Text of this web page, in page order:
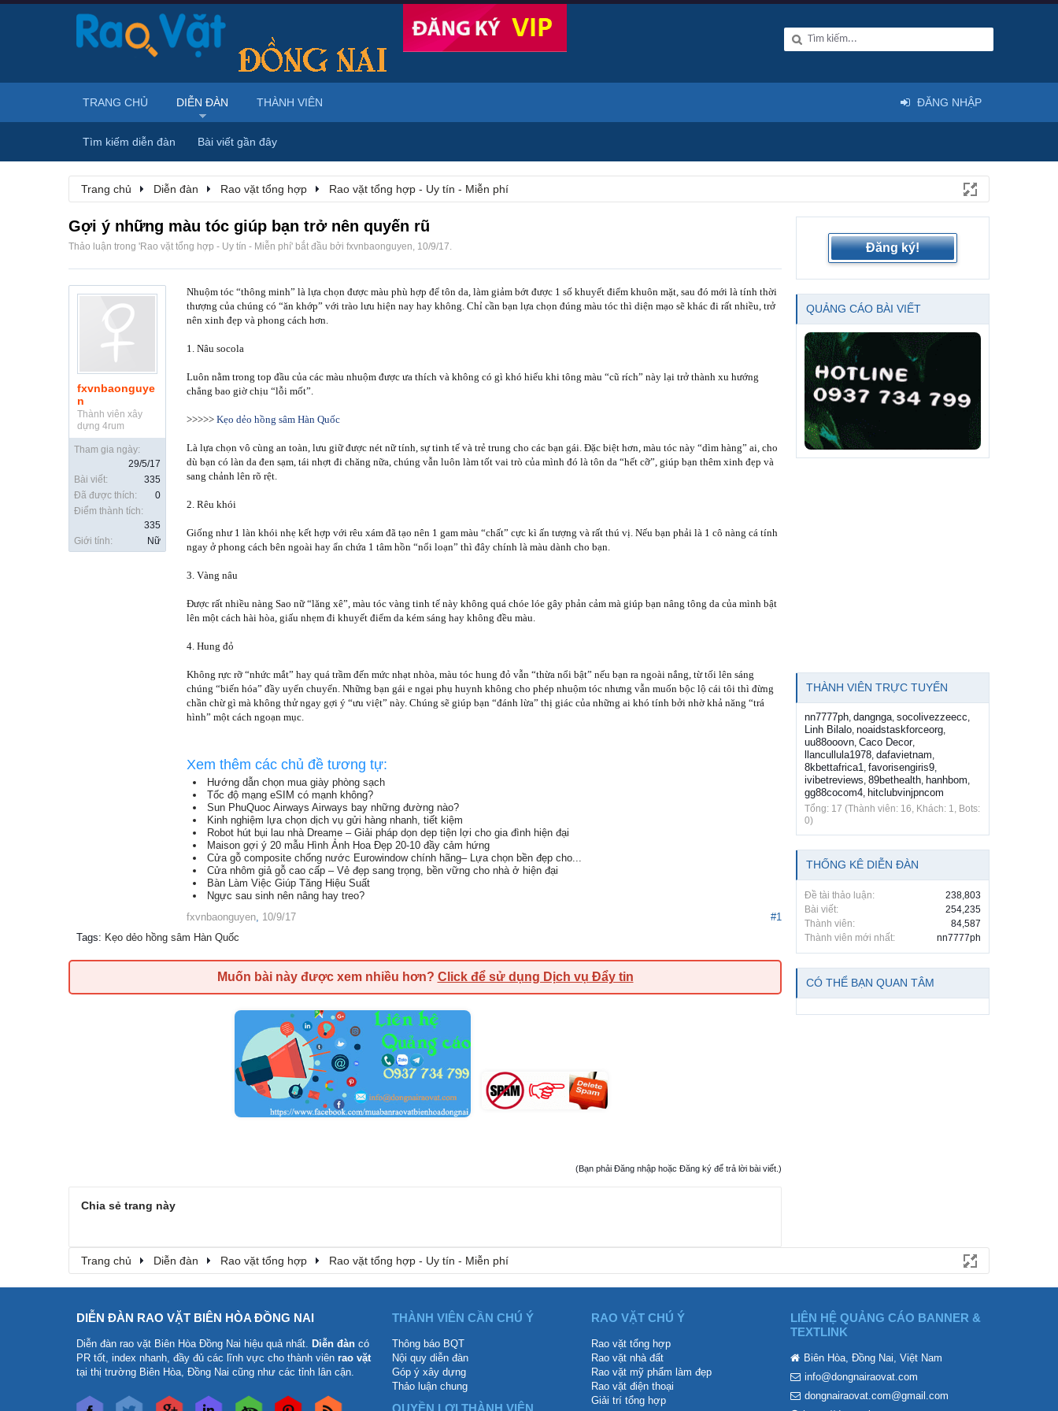
Trang chủ Diễn đàn Rao vặt tổng hợp Rao vặt tổng hợp - Uy tín - Miễn phí
Gợi ý những màu tóc giúp bạn trở nên quyến rũ
Thảo luận trong 'Rao vặt tổng hợp - Uy tín - Miễn phí' bắt đầu bởi fxvnbaonguyen, 10/9/17.
fxvnbaonguye
n
Thành viên xây
dựng 4rum
Tham gia ngày:
29/5/17
Bài viết:
335
Đã được thích:
0
Điểm thành tích:
335
Giới tính:
Nữ
Nhuộm tóc “thông minh” là lựa chọn được màu phù hợp để tôn da, làm giảm bớt được 1 số khuyết điểm khuôn mặt, sau đó mới là tính thời
thượng của chúng có “ăn khớp” với trào lưu hiện nay hay không. Chỉ cần bạn lựa chọn đúng màu tóc thì diện mạo sẽ khác đi rất nhiều, trở
nên xinh đẹp và phong cách hơn.
1. Nâu socola
Luôn nằm trong top đầu của các màu nhuộm được ưa thích và không có gì khó hiểu khi tông màu “cũ rích” này lại trở thành xu hướng
chẳng bao giờ chịu “lỗi mốt”.
>>>>> Kẹo dẻo hồng sâm Hàn Quốc
Là lựa chọn vô cùng an toàn, lưu giữ được nét nữ tính, sự tinh tế và trẻ trung cho các bạn gái. Đặc biệt hơn, màu tóc này “dìm hàng” ai, cho
dù bạn có làn da đen sạm, tái nhợt đi chăng nữa, chúng vẫn luôn làm tốt vai trò của mình đó là tôn da “hết cỡ”, giúp bạn thêm xinh đẹp và
sang chảnh lên rõ rệt.
2. Rêu khói
Giống như 1 làn khói nhẹ kết hợp với rêu xám đã tạo nên 1 gam màu “chất” cực kì ấn tượng và rất thú vị. Nếu bạn phải là 1 cô nàng cá tính
ngay ở phong cách bên ngoài hay ẩn chứa 1 tâm hồn “nổi loạn” thì đây chính là màu dành cho bạn.
3. Vàng nâu
Được rất nhiều nàng Sao nữ “lăng xê”, màu tóc vàng tinh tế này không quá chóe lóe gây phản cảm mà giúp bạn nâng tông da của mình bật
lên một cách hài hòa, giấu nhẹm đi khuyết điểm da kém sáng hay không đều màu.
4. Hung đỏ
Không rực rỡ “nhức mắt” hay quá trầm đến mức nhạt nhòa, màu tóc hung đỏ vẫn “thừa nổi bật” nếu bạn ra ngoài nắng, từ tối lên sáng
chúng “biến hóa” đầy uyển chuyển. Những bạn gái e ngại phụ huynh không cho phép nhuộm tóc nhưng vẫn muốn bộc lộ cái tôi thì đừng
chần chừ gì mà không thử ngay gợi ý “ưu việt” này. Chúng sẽ giúp bạn “đánh lừa” thị giác của những ai khó tính bởi nhờ khả năng “trá
hình” một cách ngoạn mục.
Xem thêm các chủ đề tương tự:
Hướng dẫn chọn mua giày phòng sạch
Tốc độ mạng eSIM có mạnh không?
Sun PhuQuoc Airways Airways bay những đường nào?
Kinh nghiệm lựa chọn dịch vụ gửi hàng nhanh, tiết kiệm
Robot hút bụi lau nhà Dreame – Giải pháp dọn dẹp tiện lợi cho gia đình hiện đại
Maison gợi ý 20 mẫu Hình Ảnh Hoa Đẹp 20-10 đầy cảm hứng
Cửa gỗ composite chống nước Eurowindow chính hãng– Lựa chọn bền đẹp cho...
Cửa nhôm giả gỗ cao cấp – Vẻ đẹp sang trọng, bền vững cho nhà ở hiện đại
Bàn Làm Việc Giúp Tăng Hiệu Suất
Ngực sau sinh nên nâng hay treo?
fxvnbaonguyen, 10/9/17
#1
Tags: Kẹo dẻo hồng sâm Hàn Quốc
Muốn bài này được xem nhiều hơn? Click để sử dụng Dịch vụ Đẩy tin
(Bạn phải Đăng nhập hoặc Đăng ký để trả lời bài viết.)
Chia sẻ trang này
Đăng ký!
QUẢNG CÁO BÀI VIẾT
THÀNH VIÊN TRỰC TUYẾN
nn7777ph, dangnga, socolivezzeecc,
Linh Bilalo, noaidstaskforceorg,
uu88ooovn, Caco Decor,
llancullula1978, dafavietnam,
8kbettafrica1, favorisengiris9,
ivibetreviews, 89bethealth, hanhbom,
gg88cocom4, hitclubvinjpncom
Tổng: 17 (Thành viên: 16, Khách: 1, Bots:
0)
THỐNG KÊ DIỄN ĐÀN
Đề tài thảo luận:
238,803
Bài viết:
254,235
Thành viên:
84,587
Thành viên mới nhất:
nn7777ph
CÓ THỂ BẠN QUAN TÂM
Trang chủ Diễn đàn Rao vặt tổng hợp Rao vặt tổng hợp - Uy tín - Miễn phí
TRANG CHỦ DIỄN ĐÀN
Tìm kiếm diễn đàn Bài viết gần đây
THÀNH VIÊN ĐĂNG NHẬP
DIỄN ĐÀN RAO VẶT BIÊN HÒA ĐỒNG NAI
Diễn đàn rao vặt Biên Hòa Đồng Nai hiệu quả nhất. Diễn đàn có
PR tốt, index nhanh, đầy đủ các lĩnh vực cho thành viên rao vặt
tại thị trường Biên Hòa, Đồng Nai cũng như các tỉnh lân cận.
THÀNH VIÊN CẦN CHÚ Ý
Thông báo BQT
Nội quy diễn đàn
Góp ý xây dựng
Thảo luận chung
RAO VẶT CHÚ Ý
Rao vặt tổng hợp
Rao vặt nhà đất
Rao vặt mỹ phẩm làm đẹp
Rao vặt điện thoại
Giải trí tổng hợp
LIÊN HỆ QUẢNG CÁO BANNER &
TEXTLINK
Biên Hòa, Đồng Nai, Việt Nam
info@dongnairaovat.com
dongnairaovat.com@gmail.com